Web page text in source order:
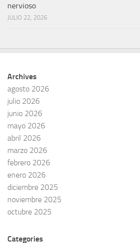
nervioso
JULIO 22, 2026
Archives
agosto 2026
julio 2026
junio 2026
mayo 2026
abril 2026
marzo 2026
febrero 2026
enero 2026
diciembre 2025
noviembre 2025
octubre 2025
Categories